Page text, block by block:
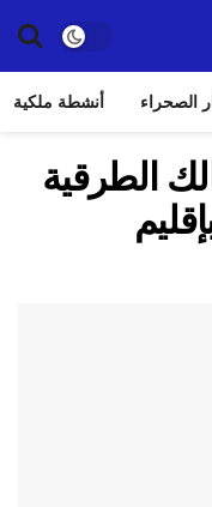
الصحراء أنشطة ملكية
الطرقية